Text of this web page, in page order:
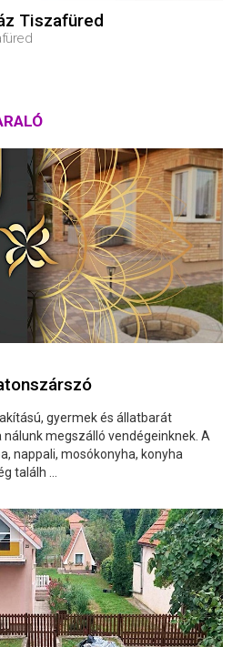
Tiszafüred
gyermek és állatbarát
megszálló vendégeinknek. A
nappali, mosókonyha, konyha
találh ...